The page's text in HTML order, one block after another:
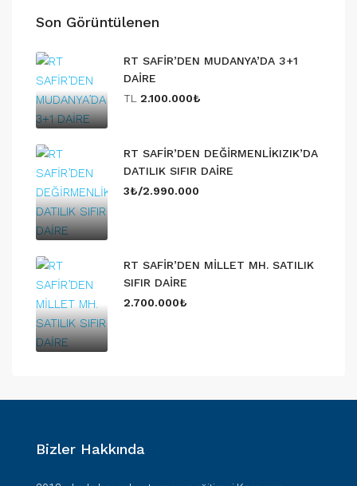
Son Görüntülenen
RT SAFİR’DEN MUDANYA’DA 3+1
DAİRE
TL 2.100.000₺
RT SAFİR’DEN DEĞİRMENLİKIZIK’DA
DATILIK SIFIR DAİRE
3₺/2.990.000
RT SAFİR’DEN MİLLET MH. SATILIK
SIFIR DAİRE
2.700.000₺
Bizler Hakkında